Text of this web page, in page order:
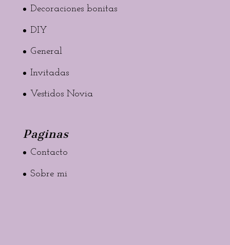
Decoraciones bonitas
DIY
General
Invitadas
Vestidos Novia
Paginas
Contacto
Sobre mi